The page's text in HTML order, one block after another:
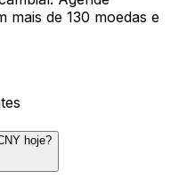
mais de 130 moedas e
hoje?